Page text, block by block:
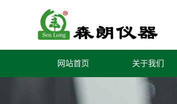
网站首页 关于我们